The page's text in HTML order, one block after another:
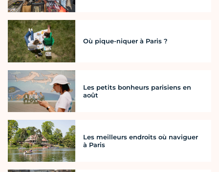
Où pique-niquer à Paris ?
Les petits bonheurs parisiens en
août
Les meilleurs endroits où naviguer
à Paris